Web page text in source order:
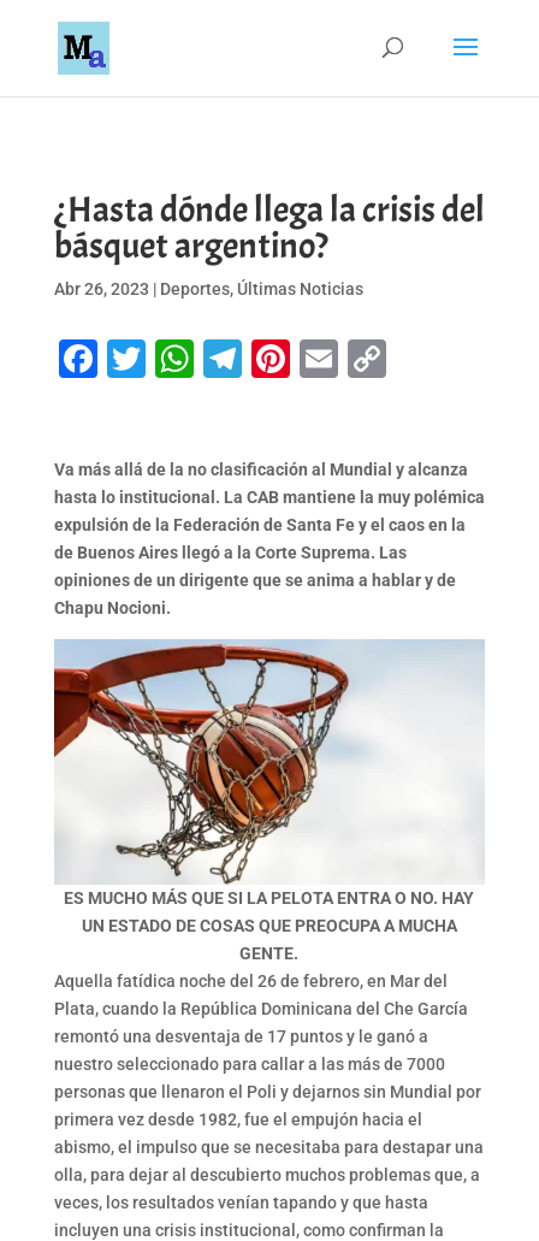
¿Hasta dónde llega la crisis del
básquet argentino?
Abr 26, 2023 | Deportes, Últimas Noticias
Facebook
Twitter
WhatsApp
Telegram
Pinterest
EmailCopy
Va más allá de la no clasificación al Mundial y alcanza
hasta lo institucional. La CAB mantiene la muy polémica
expulsión de la Federación de Santa Fe y el caos en la
de Buenos Aires llegó a la Corte Suprema. Las
opiniones de un dirigente que se anima a hablar y de
Chapu Nocioni.
ES MUCHO MÁS QUE SI LA PELOTA ENTRA O NO. HAY
UN ESTADO DE COSAS QUE PREOCUPA A MUCHA
GENTE.
Aquella fatídica noche del 26 de febrero, en Mar del
Plata, cuando la República Dominicana del Che García
remontó una desventaja de 17 puntos y le ganó a
nuestro seleccionado para callar a las más de 7000
personas que llenaron el Poli y dejarnos sin Mundial por
primera vez desde 1982, fue el empujón hacia el
abismo, el impulso que se necesitaba para destapar una
olla, para dejar al descubierto muchos problemas que, a
veces, los resultados venían tapando y que hasta
incluyen una crisis institucional, como confirman la